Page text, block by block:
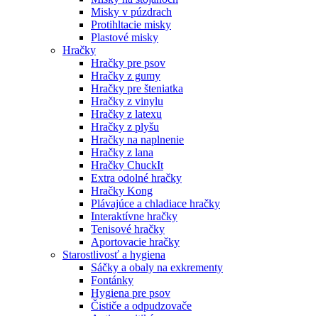
Misky v púzdrach
Protihltacie misky
Plastové misky
Hračky
Hračky pre psov
Hračky z gumy
Hračky pre šteniatka
Hračky z vinylu
Hračky z latexu
Hračky z plyšu
Hračky na naplnenie
Hračky z lana
Hračky ChuckIt
Extra odolné hračky
Hračky Kong
Plávajúce a chladiace hračky
Interaktívne hračky
Tenisové hračky
Aportovacie hračky
Starostlivosť a hygiena
Sáčky a obaly na exkrementy
Fontánky
Hygiena pre psov
Čističe a odpudzovače